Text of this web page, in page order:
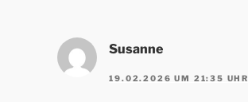
Susanne
19.02.2026 UM 21:35 UHR